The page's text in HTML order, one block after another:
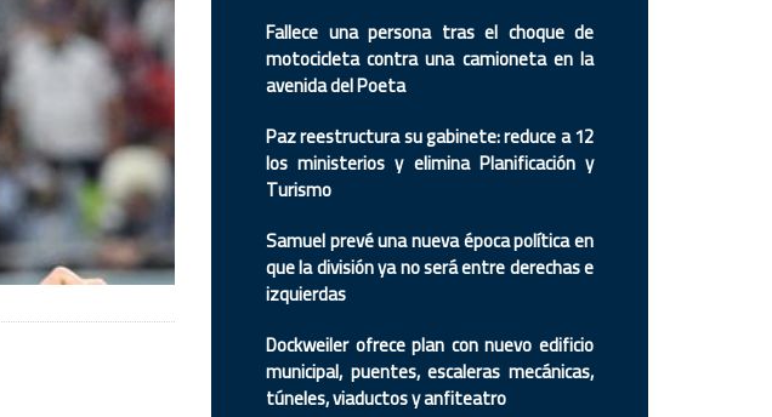
Fallece una persona tras el choque de
motocicleta contra una camioneta en la
avenida del Poeta
Paz reestructura su gabinete: reduce a 12
los ministerios y elimina Planificación y
Turismo
Samuel prevé una nueva época política en
que la división ya no será entre derechas e
izquierdas
Dockweiler ofrece plan con nuevo edificio
municipal, puentes, escaleras mecánicas,
túneles, viaductos y anfiteatro